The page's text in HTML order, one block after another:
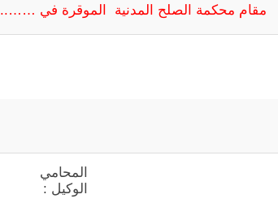
مقام محكمة الصلح المدنية الموقرة في ……..
المحامي
الوكيل :